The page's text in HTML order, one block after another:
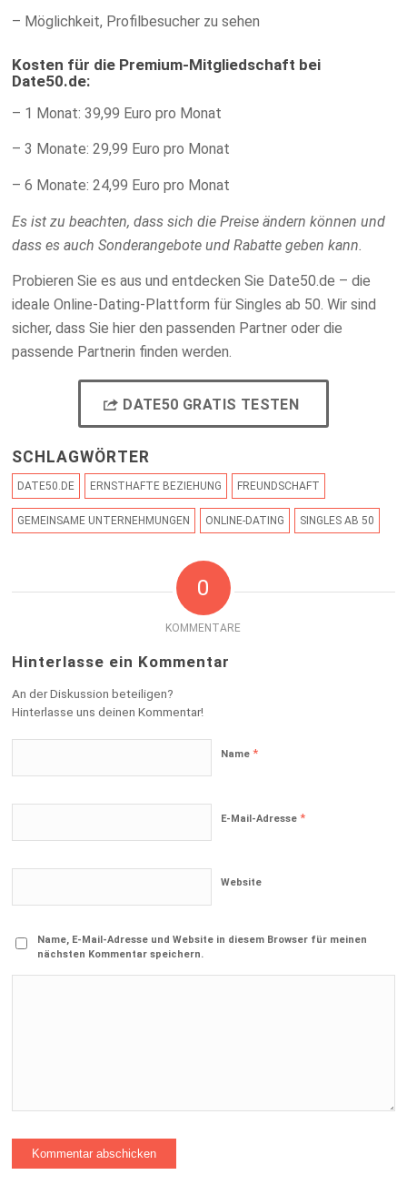
– Möglichkeit, Profilbesucher zu sehen
Kosten für die Premium-Mitgliedschaft bei
Date50.de:
– 1 Monat: 39,99 Euro pro Monat
– 3 Monate: 29,99 Euro pro Monat
– 6 Monate: 24,99 Euro pro Monat
Es ist zu beachten, dass sich die Preise ändern können und
dass es auch Sonderangebote und Rabatte geben kann.
Probieren Sie es aus und entdecken Sie Date50.de – die
ideale Online-Dating-Plattform für Singles ab 50. Wir sind
sicher, dass Sie hier den passenden Partner oder die
passende Partnerin finden werden.
DATE50 GRATIS TESTEN
SCHLAGWÖRTER
DATE50.DE ERNSTHAFTE BEZIEHUNG FREUNDSCHAFT
GEMEINSAME UNTERNEHMUNGEN ONLINE-DATING SINGLES AB 50
0
KOMMENTARE
Hinterlasse ein Kommentar
An der Diskussion beteiligen?
Hinterlasse uns deinen Kommentar!
Name*
E-Mail-Adresse*
Website
Name, E-Mail-Adresse und Website in diesem Browser für meinen
nächsten Kommentar speichern.